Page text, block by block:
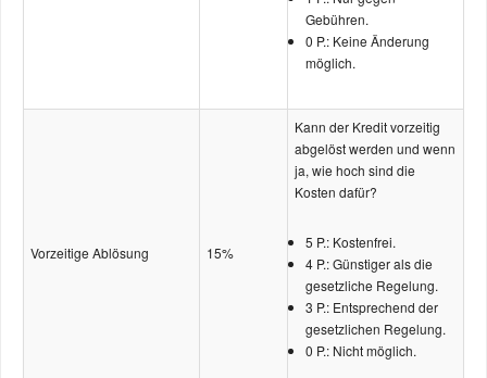
Gebühren.
0 P.: Keine Änderung
möglich.
Vorzeitige Ablösung 15%
Kann der Kredit vorzeitig
abgelöst werden und wenn
ja, wie hoch sind die
Kosten dafür?
5 P.: Kostenfrei.
4 P.: Günstiger als die
gesetzliche Regelung.
3 P.: Entsprechend der
gesetzlichen Regelung.
0 P.: Nicht möglich.